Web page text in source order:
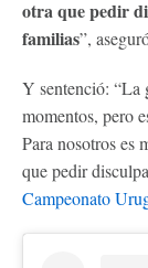
otra que pedir
familias”,
Y sentenció: “La
momentos, pero
Para nosotros es
que pedir
Campeonato